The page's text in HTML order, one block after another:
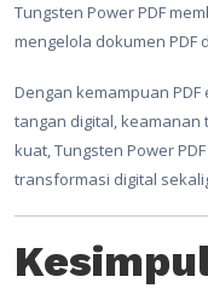
Tungsten Power PDF
mengelola dokumen
Dengan kemampuan
tangan digital,
kuat, Tungsten Power
transformasi digital